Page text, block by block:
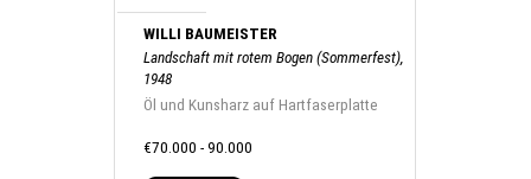
WILLI BAUMEISTER
Landschaft mit rotem Bogen (Sommerfest),
1948
Öl und Kunsharz auf Hartfaserplatte
€70.000 - 90.000